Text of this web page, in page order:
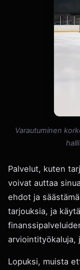
Varautuminen
Palvelut, kuten
voivat auttaa
ehdot ja
tarjouksia, ja
arviointityökaluja,
Lopuksi, muista